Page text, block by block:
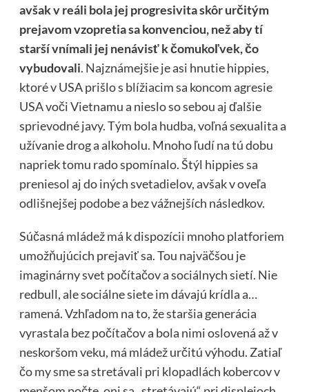
avšak v reáli bola jej progresivita skôr určitým
prejavom vzopretia sa konvenciou, než aby tí
starší vnímali jej nenávisť k čomukoľvek, čo
vybudovali. Najznámejšie je asi hnutie hippies,
ktoré v USA prišlo s blížiacim sa koncom agresie
USA voči Vietnamu a nieslo so sebou aj ďalšie
sprievodné javy. Tým bola hudba, voľná sexualita a
užívanie drog a alkoholu. Mnoho ľudí na tú dobu
napriek tomu rado spomínalo. Štýl hippies sa
preniesol aj do iných svetadielov, avšak v oveľa
odlišnejšej podobe a bez vážnejších následkov.
Súčasná mládež má k dispozícii mnoho platforiem
umožňujúcich prejaviť sa. Tou najväčšou je
imaginárny svet počítačov a sociálnych sietí. Nie
redbull, ale sociálne siete im dávajú krídla a…
ramená. Vzhľadom na to, že staršia generácia
vyrastala bez počítačov a bola nimi oslovená až v
neskoršom veku, má mládež určitú výhodu. Zatiaľ
čo my sme sa stretávali pri klopadlách kobercov v